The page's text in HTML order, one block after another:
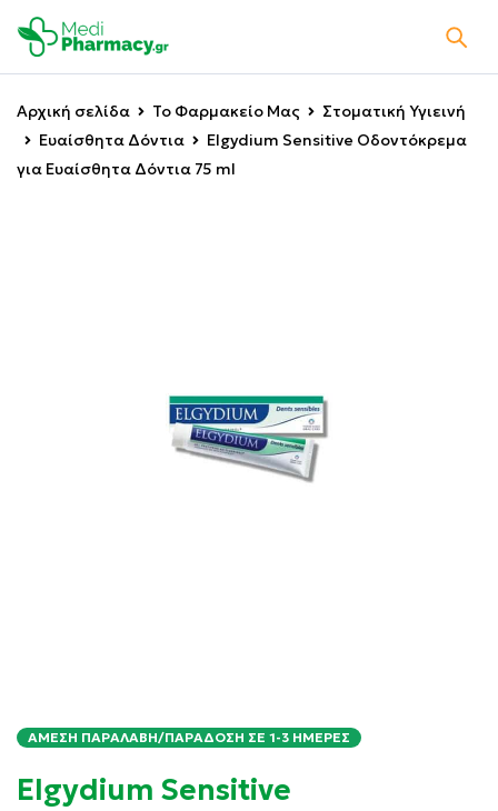
Αρχική σελίδα Το Φαρμακείο Μας
Στοματική Υγιεινή
Ευαίσθητα Δόντια
Elgydium Sensitive Οδοντόκρεμα
για Ευαίσθητα Δόντια 75 ml
ΆΜΕΣΗ ΠΑΡΑΛΑΒΉ/ΠΑΡΆΔΟΣΗ ΣΕ 1-3 ΗΜΈΡΕΣ
Elgydium Sensitive